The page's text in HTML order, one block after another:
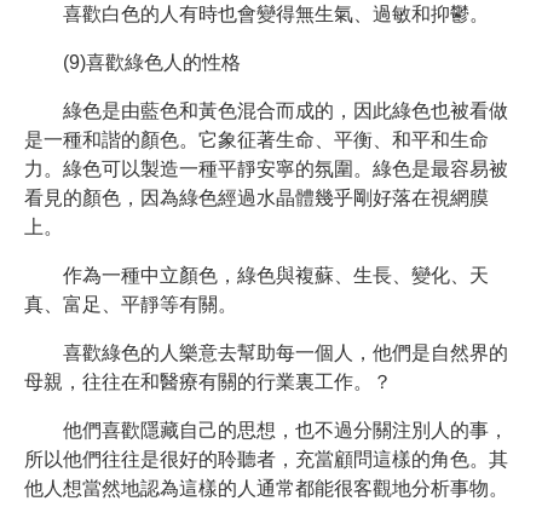
喜歡白色的人有時也會變得無生氣、過敏和抑鬱。
(9)喜歡綠色人的性格
綠色是由藍色和黃色混合而成的，因此綠色也被看做
是一種和諧的顏色。它象征著生命、平衡、和平和生命
力。綠色可以製造一種平靜安寧的氛圍。綠色是最容易被
看見的顏色，因為綠色經過水晶體幾乎剛好落在視網膜
上。
作為一種中立顏色，綠色與複蘇、生長、變化、天
真、富足、平靜等有關。
喜歡綠色的人樂意去幫助每一個人，他們是自然界的
母親，往往在和醫療有關的行業裏工作。？
他們喜歡隱藏自己的思想，也不過分關注別人的事，
所以他們往往是很好的聆聽者，充當顧問這樣的角色。其
他人想當然地認為這樣的人通常都能很客觀地分析事物。